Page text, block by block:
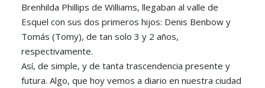
Brenhilda Phillips de Williams, llegaban al valle de
Esquel con sus dos primeros hijos: Denis Benbow y
Tomás (Tomy), de tan solo 3 y 2 años,
respectivamente.
Así, de simple, y de tanta trascendencia presente y
futura. Algo, que hoy vemos a diario en nuestra ciudad